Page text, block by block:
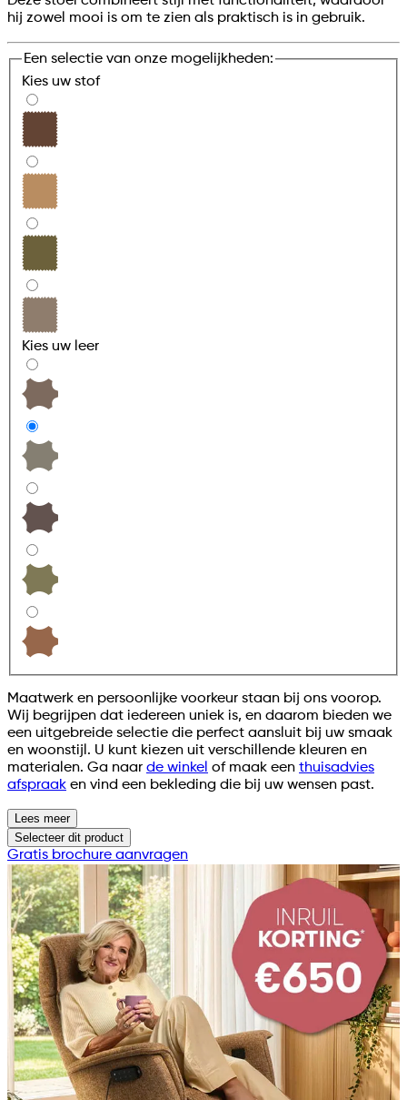
hij zowel mooi is om te zien als praktisch is in gebruik.
Een selectie van onze mogelijkheden:
Kies uw stof
Kies uw leer
Maatwerk en persoonlijke voorkeur staan bij ons voorop.
Wij begrijpen dat iedereen uniek is, en daarom bieden we
een uitgebreide selectie die perfect aansluit bij uw smaak
en woonstijl. U kunt kiezen uit verschillende kleuren en
materialen. Ga naar de winkel of maak een thuisadvies
afspraak en vind een bekleding die bij uw wensen past.
Lees meer
Selecteer dit product
Gratis brochure aanvragen